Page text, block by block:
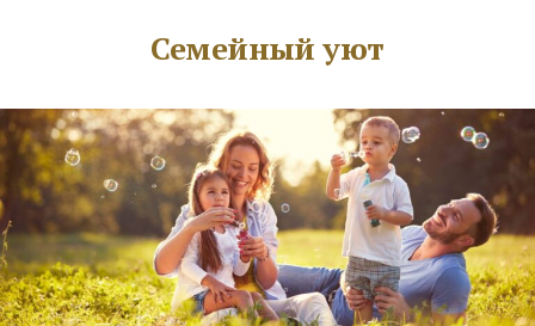
Семейный уют